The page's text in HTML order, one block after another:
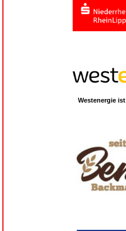
Westenergie ist